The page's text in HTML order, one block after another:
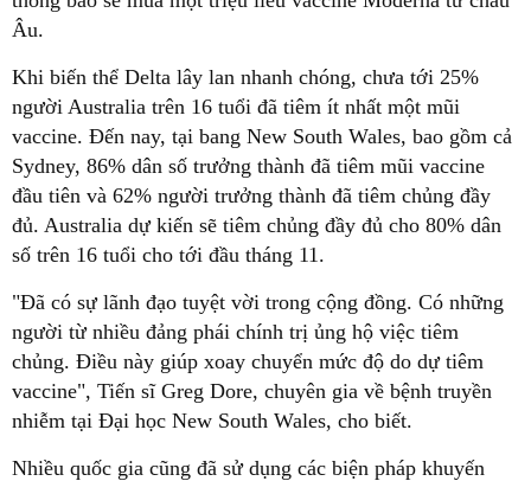
Âu.
Khi biến thể Delta lây lan nhanh chóng, chưa tới 25%
người Australia trên 16 tuổi đã tiêm ít nhất một mũi
vaccine. Đến nay, tại bang New South Wales, bao gồm cả
Sydney, 86% dân số trưởng thành đã tiêm mũi vaccine
đầu tiên và 62% người trưởng thành đã tiêm chủng đầy
đủ. Australia dự kiến sẽ tiêm chủng đầy đủ cho 80% dân
số trên 16 tuổi cho tới đầu tháng 11.
"Đã có sự lãnh đạo tuyệt vời trong cộng đồng. Có những
người từ nhiều đảng phái chính trị ủng hộ việc tiêm
chủng. Điều này giúp xoay chuyển mức độ do dự tiêm
vaccine", Tiến sĩ Greg Dore, chuyên gia về bệnh truyền
nhiễm tại Đại học New South Wales, cho biết.
Nhiều quốc gia cũng đã sử dụng các biện pháp khuyến